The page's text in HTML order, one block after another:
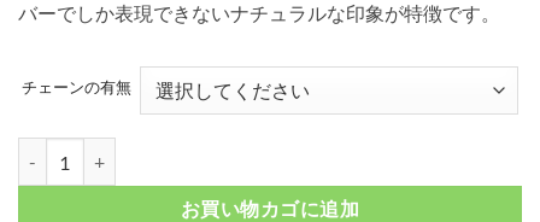
バーでしか表現できないナチュラルな印象が特徴です。
チェーンの有無
お買い物カゴに追加